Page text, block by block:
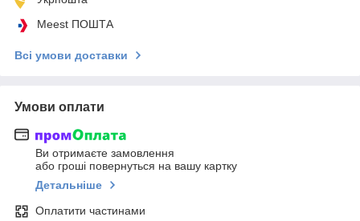
Meest ПОШТА
Всі умови доставки
Умови оплати
Ви отримаєте замовлення
або гроші повернуться на вашу картку
Детальніше
Оплатити частинами